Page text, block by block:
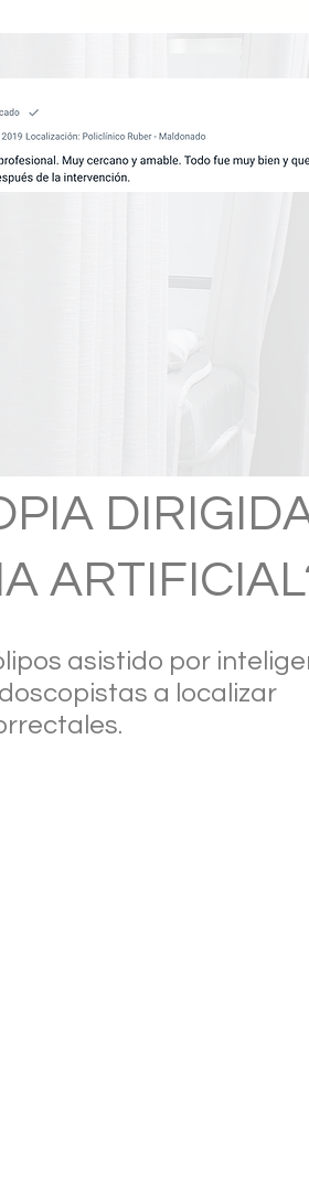
asistido por
a localizar